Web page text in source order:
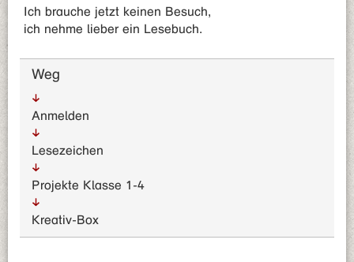
Ich brauche jetzt keinen Besuch,
ich nehme lieber ein Lesebuch.
Weg
Anmelden
Lesezeichen
Projekte Klasse 1-4
Kreativ-Box